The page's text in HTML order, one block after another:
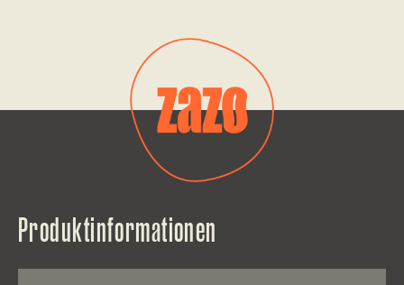
Produktinformationen